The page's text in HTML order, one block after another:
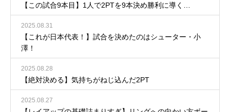
【この試合9本目】1人で2PTを9本決め勝利に導く…
2025.08.31
【これが日本代表！】試合を決めたのはシューター・小
澤！
2025.08.28
【絶対決める】気持ちがねじ込んだ2PT
2025.08.27